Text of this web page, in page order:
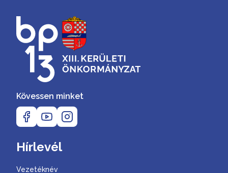
Kövessen minket
Hírlevél
Vezetéknév